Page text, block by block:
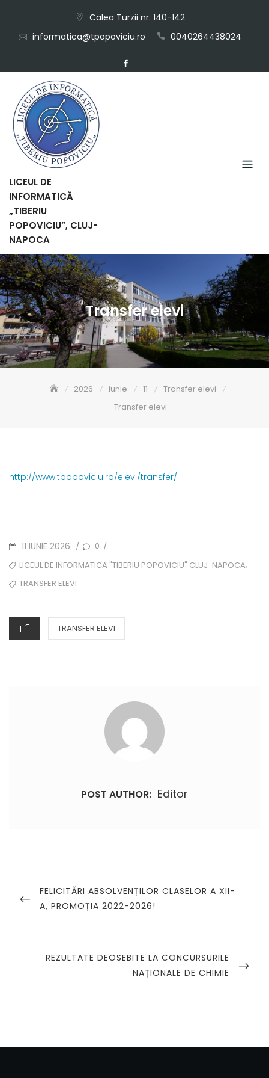
content
Calea Turzii nr. 140-142
informatica@tpopoviciu.ro
0040264438024
LICEUL DE
INFORMATICĂ
„TIBERIU
POPOVICIU”, CLUJ-
NAPOCA
Transfer elevi
2026 iunie 11
Transfer elevi
Transfer elevi
http://www.tpopoviciu.ro/elevi/transfer/
POSTED
ON
11 IUNIE 2026 / 0 /
TAGSLICEUL DE INFORMATICA "TIBERIU POPOVICIU" CLUJ-NAPOCA,
TRANSFER ELEVI
CATEGORIES
TRANSFER ELEVI
POST AUTHOR: Editor
articole
PREVIOUS
POST
FELICITĂRI ABSOLVENȚILOR CLASELOR A XII-
A, PROMOȚIA 2022-2026!
NEXT
REZULTATE DEOSEBITE LA CONCURSURILE
NAȚIONALE DE CHIMIE